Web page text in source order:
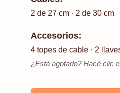
2 de 27 cm · 2 de 30 cm
Accesorios:
4 topes de cable · 2
¿Está agotado? Hacé clic